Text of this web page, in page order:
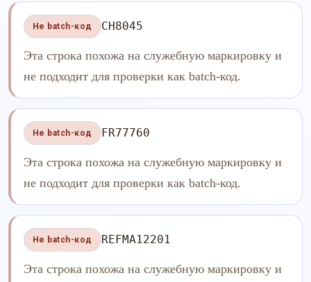
Не batch-код CH8045
Эта строка похожа на служебную маркировку и
не подходит для проверки как batch-код.
Не batch-код FR77760
Эта строка похожа на служебную маркировку и
не подходит для проверки как batch-код.
Не batch-код REFMA12201
Эта строка похожа на служебную маркировку и